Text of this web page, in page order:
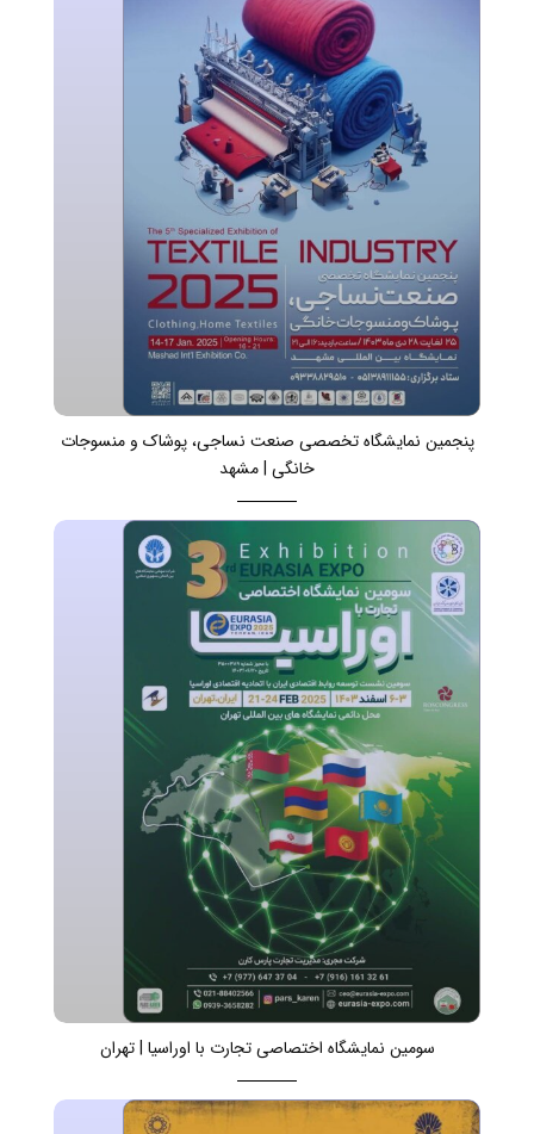
پنجمین نمایشگاه تخصصی صنعت نساجی، پوشاک و منسوجات
خانگی | مشهد
سومین نمایشگاه اختصاصی تجارت با اوراسیا | تهران